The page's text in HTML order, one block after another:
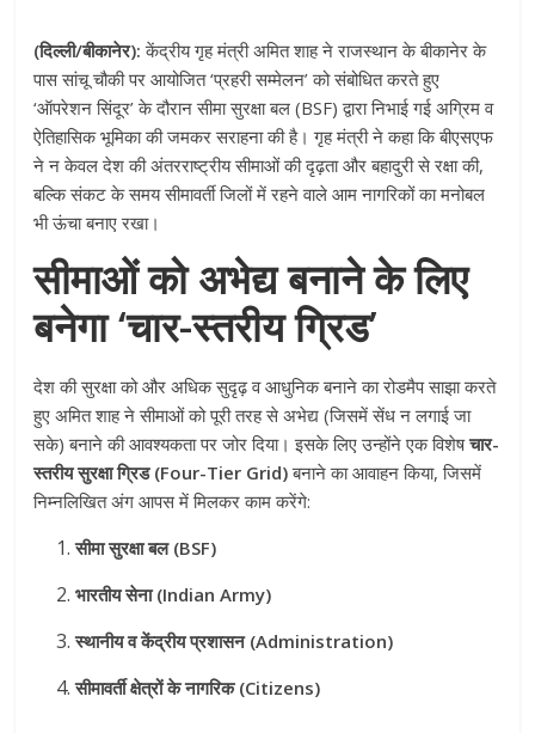
(दिल्ली/बीकानेर): केंद्रीय गृह मंत्री अमित शाह ने राजस्थान के बीकानेर के
पास सांचू चौकी पर आयोजित ‘प्रहरी सम्मेलन’ को संबोधित करते हुए
‘ऑपरेशन सिंदूर’ के दौरान सीमा सुरक्षा बल (BSF) द्वारा निभाई गई अग्रिम व
ऐतिहासिक भूमिका की जमकर सराहना की है। गृह मंत्री ने कहा कि बीएसएफ
ने न केवल देश की अंतरराष्ट्रीय सीमाओं की दृढ़ता और बहादुरी से रक्षा की,
बल्कि संकट के समय सीमावर्ती जिलों में रहने वाले आम नागरिकों का मनोबल
भी ऊंचा बनाए रखा।
सीमाओं को अभेद्य बनाने के लिए
बनेगा ‘चार-स्तरीय ग्रिड’
देश की सुरक्षा को और अधिक सुदृढ़ व आधुनिक बनाने का रोडमैप साझा करते
हुए अमित शाह ने सीमाओं को पूरी तरह से अभेद्य (जिसमें सेंध न लगाई जा
सके) बनाने की आवश्यकता पर जोर दिया। इसके लिए उन्होंने एक विशेषचार-
स्तरीय सुरक्षा ग्रिड (Four-Tier Grid)बनाने का आवाहन किया, जिसमें
निम्नलिखित अंग आपस में मिलकर काम करेंगे:
सीमा सुरक्षा बल (BSF)
भारतीय सेना (Indian Army)
स्थानीय व केंद्रीय प्रशासन (Administration)
सीमावर्ती क्षेत्रों के नागरिक (Citizens)